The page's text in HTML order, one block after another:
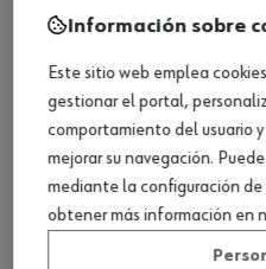
Guantes de
Ver
Información sobre
Este sitio web emplea
gestionar el portal,
comportamiento del usuario
mejorar su navegación.
mediante la configuración
obtener más información en